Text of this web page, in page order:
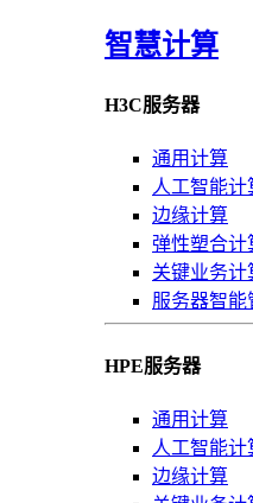
智慧计算
H3C服务器
通用计算
人工智能计
边缘计算
弹性塑合计
关键业务计
服务器智能
HPE服务器
通用计算
人工智能计
边缘计算